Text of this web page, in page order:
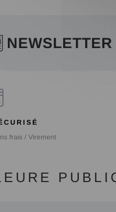
NEWSLETTER
frais / Virement